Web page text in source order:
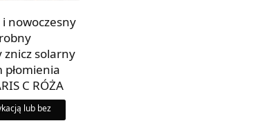
i nowoczesny
znicz solarny
płomienia
C RÓŻA
lub bez